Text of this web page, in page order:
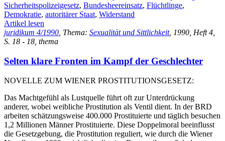
Sicherheitspolizeigesetz, Bundesheereinsatz, Flüchtlinge,
Demokratie, autoritärer Staat, Widerstand
Artikel lesen
juridikum 4/1990 , Thema: Sexualität und Sittlichkeit, 1990, Heft 4,
S. 18 - 18, thema
Selten klare Fronten im Kampf der Geschlechter
NOVELLE ZUM WIENER PROSTITUTIONSGESETZ:
Das Machtgefühl als Lustquelle führt oft zur Unterdrückung
anderer, wobei weibliche Prostitution als Ventil dient. In der BRD
arbeiten schätzungsweise 400.000 Prostituierte und täglich besuchen
1,2 Millionen Männer Prostituierte. Diese Doppelmoral beeinflusst
die Gesetzgebung, die Prostitution reguliert, wie durch die Wiener